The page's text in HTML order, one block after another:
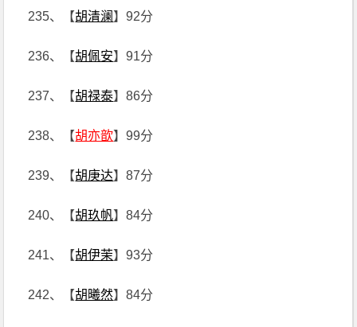
235、【胡清澜 】92分
236、【胡佩安】91分
237、【胡禄泰】86分
238、【胡亦歆】99分
239、【胡庚达】87分
240、【胡玖帆】84分
241、【胡伊茉】93分
242、【胡曦然】84分